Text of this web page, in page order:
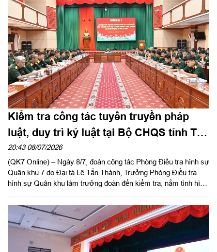
- Đặc khu Côn Đảo chủ trì hội nghị.
Kiểm tra công tác tuyên truyền pháp
luật, duy trì kỷ luật tại Bộ CHQS tỉnh Tây
Ninh
20:43 08/07/2026
(QK7 Online) – Ngày 8/7, đoàn công tác Phòng Điều tra hình sự
Quân khu 7 do Đại tá Lê Tấn Thành, Trưởng Phòng Điều tra
hình sự Quân khu làm trưởng đoàn đến kiểm tra, nắm tình hình
phòng, chống vi phạm, tội phạm tại Bộ Chỉ huy Quân sự
(CHQS) tỉnh Tây Ninh. Tiếp và làm việc với đoàn có Đại tá
Nguyễn Thành Đạt, Phó Chỉ huy trưởng Bộ CHQS tỉnh.